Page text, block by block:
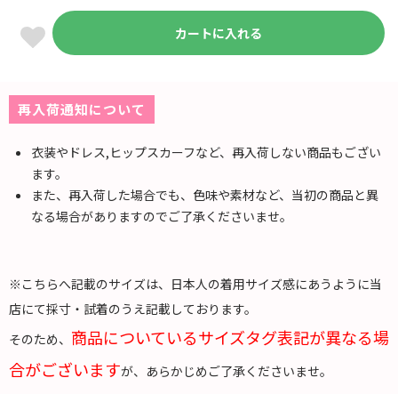
カートに入れる
再入荷通知について
衣装やドレス,ヒップスカーフなど、再入荷しない商品もござい
ます。
また、再入荷した場合でも、色味や素材など、当初の商品と異
なる場合がありますのでご了承くださいませ。
※こちらへ記載のサイズは、日本人の着用サイズ感にあうように当
店にて採寸・試着のうえ記載しております。
そのため、 商品についているサイズタグ表記が異なる場
合がございますが、あらかじめご了承くださいませ。